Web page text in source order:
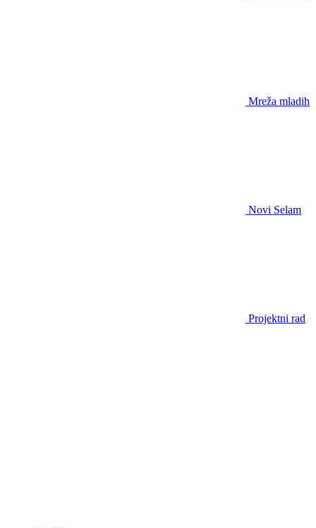
Mreža mladih
Novi Selam
Projektni rad